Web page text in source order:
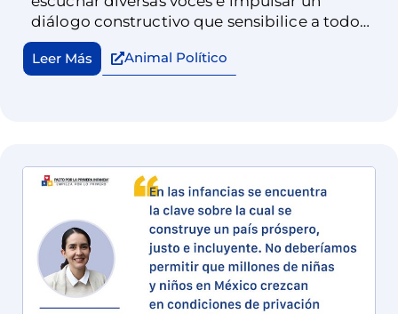
diálogo constructivo que sensibilice a todos
los sectores involucrados en nuestro país
para que pasemos de la aspiración a la
Leer Más Animal Político